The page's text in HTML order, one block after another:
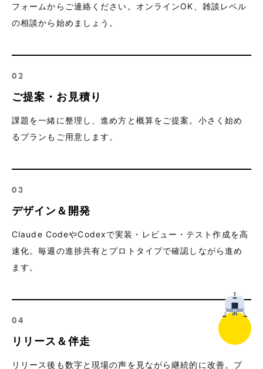
フォームからご連絡ください。オンラインOK、雑談レベル
の相談から始めましょう。
02
ご提案・お見積り
課題を一緒に整理し、進め方と概算をご提案。小さく始め
るプランもご用意します。
03
デザイン＆開発
Claude CodeやCodexで実装・レビュー・テスト作成を高
速化。毎週の進捗共有とプロトタイプで確認しながら進め
ます。
04
リリース＆伴走
リリース後も数字と現場の声を見ながら継続的に改善。プ